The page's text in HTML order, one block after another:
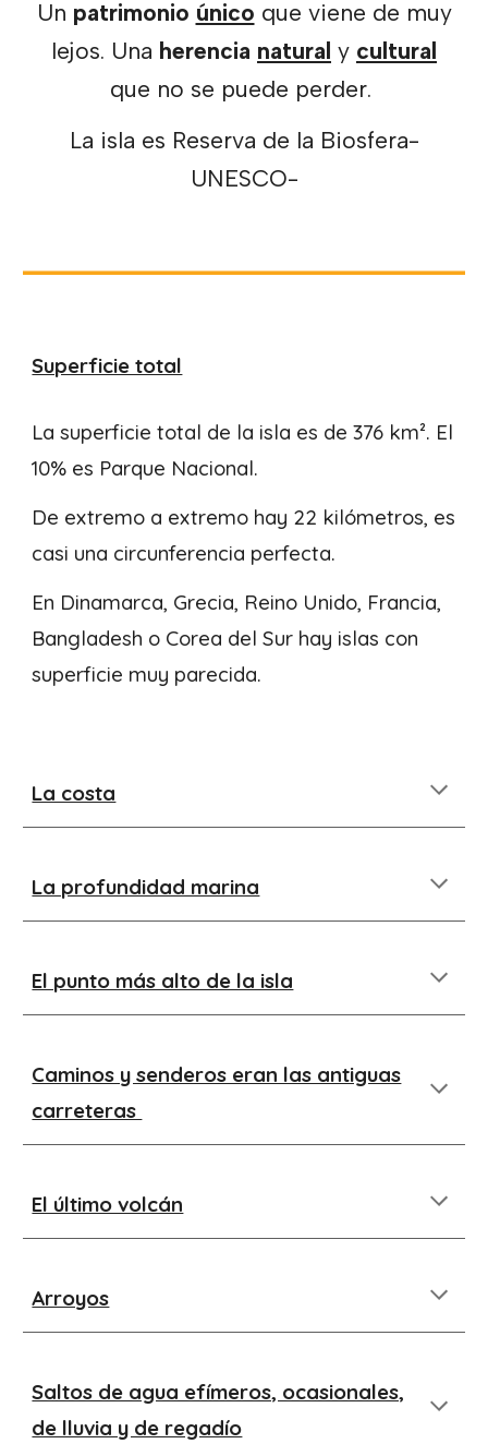
Un patrimonio único que viene de muy
lejos. Una herencia natural y cultural
que no se puede perder.
La isla es Reserva de la Biosfera-
UNESCO-
Superficie total
La superficie total de la isla es de376 km². El
10% es Parque Nacional.
De extremo a extremo hay 22 kilómetros, es
casi una circunferencia perfecta.
En Dinamarca, Grecia, Reino Unido, Francia,
Bangladesh o Corea del Sur hay islas con
superficie muy parecida.
La costa
La profundidad marina
El punto más alto de la isla
Caminos y senderos eran las antiguas
carreteras
El último volcán
Arroyos
Saltos de agua efímeros, ocasionales,
de lluvia y de regadío